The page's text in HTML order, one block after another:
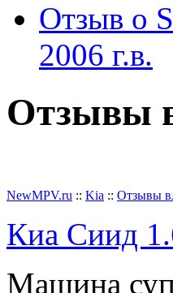
Отзыв о
2006 г.в.
Отзывы
NewMPV.ru :: Kia :: Отзывы
Киа Сиид
Машина